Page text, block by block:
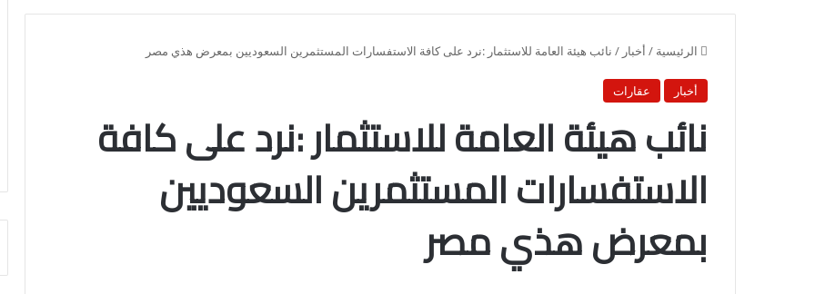
الرئيسية / أخبار / نائب هيئة العامة للاستثمار :نرد على كافة الاستفسارات المستثمرين السعوديين بمعرض هذي مصر
أخبار عقارات
نائب هيئة العامة للاستثمار :نرد على كافة
الاستفسارات المستثمرين السعوديين
بمعرض هذي مصر